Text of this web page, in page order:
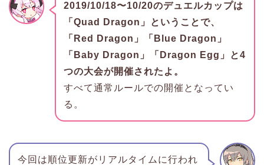
2019/10/18〜10/20のデュエルカップは
「Quad Dragon」ということで、
「Red Dragon」「Blue Dragon」
「Baby Dragon」「Dragon Egg」と4
つの大会が開催されたよ。
すべて通常ルールでの開催となってい
る。
今回は順位更新がリアルタイムに行われ